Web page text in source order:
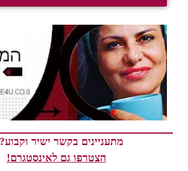
מתעניינים בקשר ישיר וקבוע?…
הצטרפו גם לאינסטגרם!